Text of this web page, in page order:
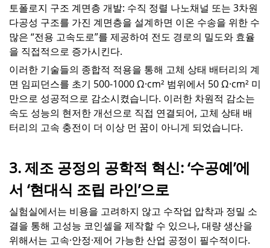
토폴로지 구조 계면층 개발: 수직 정렬 나노채널 또는 3차원
다공성 구조를 가진 계면층을 설계하면 이온 수송을 위한 수
많은 “전용 고속도로”를 제공하여 전도 경로의 밀도와 효율
을 직접적으로 증가시킨다.
이러한 기술들의 종합적 적용을 통해 고체 상태 배터리의 계
면 임피던스를 초기 500-1000 Ω·cm² 범위에서 50 Ω·cm² 미
만으로 성공적으로 감소시켰습니다. 이러한 차원적 감소는
속도 성능의 현저한 개선으로 직접 연결되어, 고체 상태 배
터리의 고속 충전이 더 이상 먼 꿈이 아니게 되었습니다.
3. 제조 공정의 공학적 혁신: ‘수공예’에
서 ‘현대식 조립 라인’으로
실험실에서는 비용을 고려하지 않고 수작업 압착과 정밀 소
결을 통해 고성능 코인셀을 제작할 수 있으나, 대량 생산을
위해서는 고속·안정·제어 가능한 산업 공정이 필수적이다.